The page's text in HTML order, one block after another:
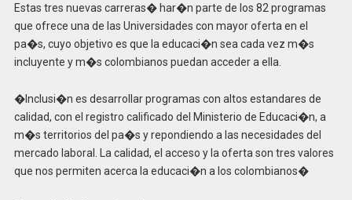
Estas tres nuevas carreras� har�n parte de los 82 programas
que ofrece una de las Universidades con mayor oferta en el
pa�s, cuyo objetivo es que la educaci�n sea cada vez m�s
incluyente y m�s colombianos puedan acceder a ella.
�Inclusi�n es desarrollar programas con altos estandares de
calidad, con el registro calificado del Ministerio de Educaci�n, a
m�s territorios del pa�s y repondiendo a las necesidades del
mercado laboral. La calidad, el acceso y la oferta son tres valores
que nos permiten acerca la educaci�n a los colombianos�